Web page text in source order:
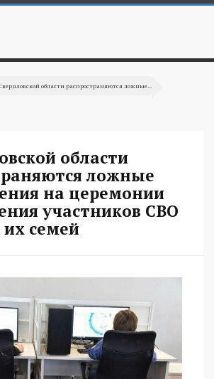
области распространяются ложные...
области
ложные
на церемонии
участников СВО
семей